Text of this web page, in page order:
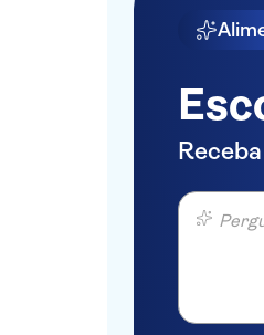
Pergunte o